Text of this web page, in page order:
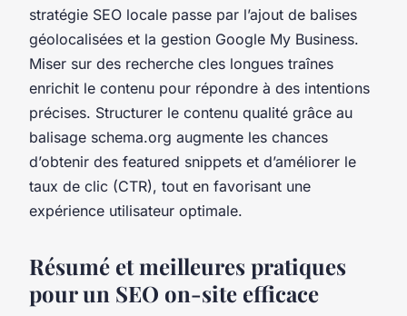
stratégie SEO locale passe par l’ajout de balises
géolocalisées et la gestion Google My Business.
Miser sur des recherche cles longues traînes
enrichit le contenu pour répondre à des intentions
précises. Structurer le contenu qualité grâce au
balisage schema.org augmente les chances
d’obtenir des featured snippets et d’améliorer le
taux de clic (CTR), tout en favorisant une
expérience utilisateur optimale.
Résumé et meilleures pratiques
pour un SEO on-site efficace